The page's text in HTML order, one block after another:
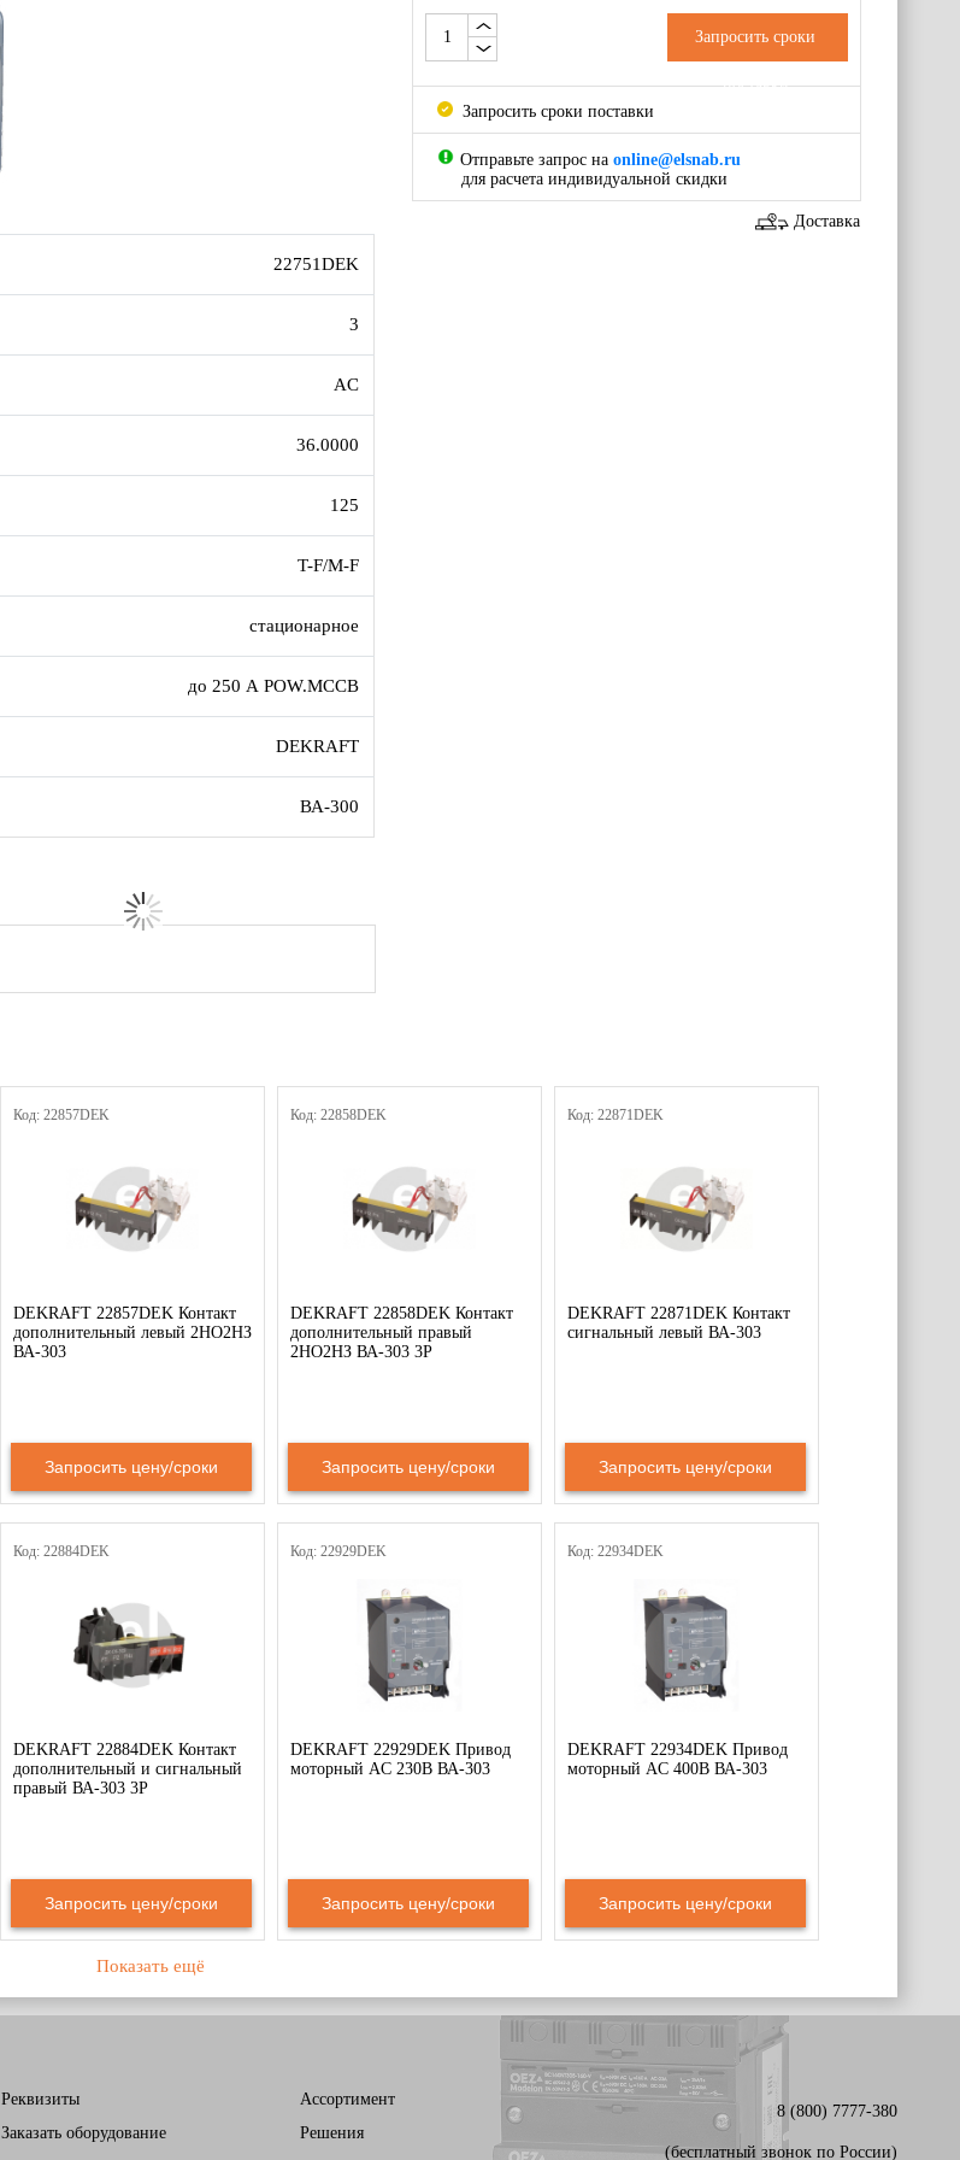
22751DEK
3
AC
36.0000
125
T-F/M-F
стационарное
до 250 А POW.MCCB
DEKRAFT
ВА-300
Запросить сроки
поставки
Запросить сроки поставки
Отправьте запрос на online@elsnab.ru
для расчета индивидуальной скидки
Доставка
Код: 22857DEK
DEKRAFT 22857DEK Контакт
дополнительный левый 2НО2НЗ
ВА-303
Запросить цену/сроки
Код: 22858DEK
DEKRAFT 22858DEK Контакт
дополнительный правый
2НО2НЗ ВА-303 3P
Запросить цену/сроки
Код: 22871DEK
DEKRAFT 22871DEK Контакт
сигнальный левый ВА-303
Запросить цену/сроки
Код: 22884DEK
DEKRAFT 22884DEK Контакт
дополнительный и сигнальный
правый ВА-303 3P
Запросить цену/сроки
Код: 22929DEK
DEKRAFT 22929DEK Привод
моторный AC 230В ВА-303
Запросить цену/сроки
Код: 22934DEK
DEKRAFT 22934DEK Привод
моторный AC 400В ВА-303
Запросить цену/сроки
Показать ещё
Реквизиты
Заказать оборудование
Ассортимент
Решения
8 (800) 7777-380
(бесплатный звонок по России)